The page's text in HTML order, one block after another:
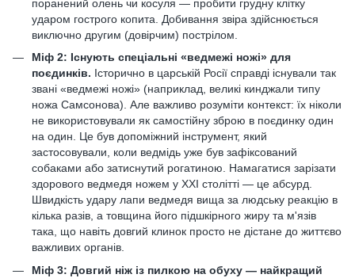
поранений олень чи косуля — пробити грудну клітку
ударом гострого копита. Добивання звіра здійснюється
виключно другим (довірчим) пострілом.
Міф 2: Існують спеціальні «ведмежі ножі» для
поєдинків. Історично в царській Росії справді існували так
звані «ведмежі ножі» (наприклад, великі кинджали типу
ножа Самсонова). Але важливо розуміти контекст: їх ніколи
не використовували як самостійну зброю в поєдинку один
на один. Це був допоміжний інструмент, який
застосовували, коли ведмідь уже був зафіксований
собаками або затиснутий рогатиною. Намагатися зарізати
здорового ведмедя ножем у XXI столітті — це абсурд.
Швидкість удару лапи ведмедя вища за людську реакцію в
кілька разів, а товщина його підшкірного жиру та м'язів
така, що навіть довгий клинок просто не дістане до життєво
важливих органів.
Міф 3: Довгий ніж із пилкою на обуху — найкращий